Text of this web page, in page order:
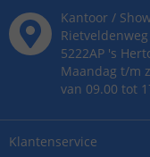
Klantenservice
Kantoor /
Rietveldenweg
5222AP 's
Maandag t/m
van 09.00 tot